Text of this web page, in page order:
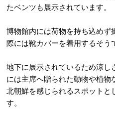
たベンツも展示されています。
博物館内には荷物を持ち込めず
際には靴カバーを着用するそう
地下に展示されているため涼し
には主席へ贈られた動物や植物
北朝鮮を感じられるスポットと
す。